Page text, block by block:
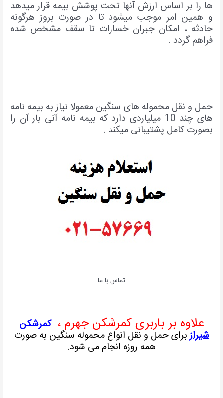
ها را بر اساس ارزش آنها تحت پوشش بیمه قرار میدهد
و همین امر موجب میشود تا در صورت بروز هرگونه
حادثه ، امکان جبران خسارات تا سقف مشخص شده
فراهم گردد .
حمل و نقل محموله های سنگین معمولا نیاز به بیمه نامه
های چند 10 میلیاردی دارد که بیمه نامه آنی بار آن را
بصورت کامل پشتیبانی میکند .
تماس با ما
علاوه بر باربری کمرشکن جهرم ،کمرشکن
شیرازبرای حمل و نقل انواع محموله سنگین به صورت
همه روزه انجام می شود.